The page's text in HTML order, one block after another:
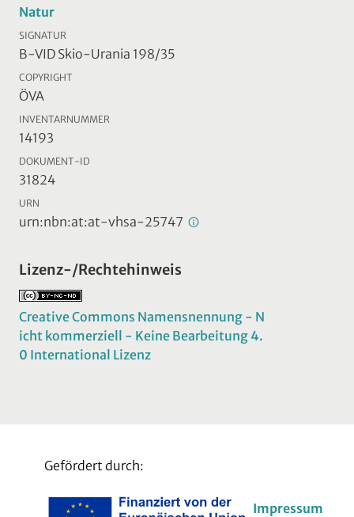
Natur
SIGNATUR
B-VID Skio-Urania 198/35
COPYRIGHT
ÖVA
INVENTARNUMMER
14193
DOKUMENT-ID
31824
URN
urn:nbn:at:at-vhsa-25747
Lizenz-/Rechtehinweis
Creative Commons Namensnennung - N
icht kommerziell - Keine Bearbeitung 4.
0 International Lizenz
Gefördert durch:
Impressum